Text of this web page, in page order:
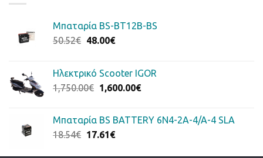
Μπαταρία BS-BT12B-BS
50.52€ Original
50.52€.
48.00€Η
είναι:
48.00€.
Ηλεκτρικό Scooter IGOR
1,750.00€ Original
1,750.00€.
1,600.00€Η
είναι:
Μπαταρία BS BATTERY 6N4-2A-4/A-4 SLA
18.54€ Original
17.61€Η